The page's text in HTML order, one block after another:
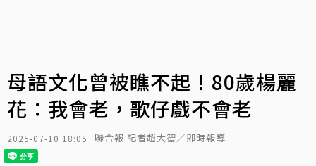
母語文化曾被瞧不起！80歲楊麗
花：我會老，歌仔戲不會老
2025-07-10 18:05 聯合報 記者趙大智／即時報導